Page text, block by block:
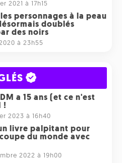
2021 à 17h15
les personnages à la peau
doublés
des noirs
à 23h55
a 15 ans (et ce n'est
!
2023 à 16h40
livre palpitant pour
du monde avec
2022 à 19h00